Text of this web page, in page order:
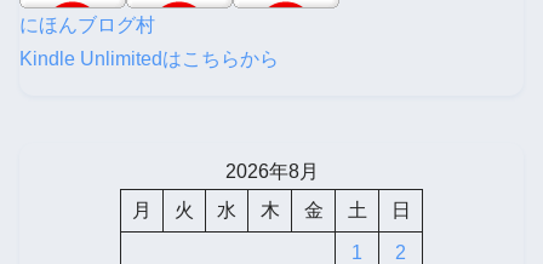
にほんブログ村
Kindle Unlimitedはこちらから
2026年8月
月
火 水 木 金 土 日
1 2